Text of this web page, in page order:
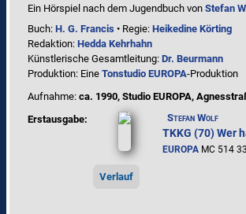
Ein Hörspiel nach dem Jugendbuch von Stefan
Buch: H. G. Francis• Regie: Heikedine Körting
Redaktion: Hedda Kehrhahn
Künstlerische Gesamtleitung: Dr. Beurmann
Produktion: Eine Tonstudio EUROPA-Produktion
Aufnahme: ca. 1990, Studio EUROPA,
Erstausgabe:
Stefan Wolf
TKKG (70) Wer
EUROPAMC 514
Verlauf